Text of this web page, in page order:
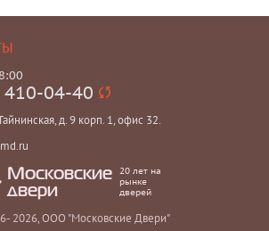
410-04-40
д. 9 корп. 1, офис 32.
Московские
двери
20 лет на
рынке
дверей
2026, ООО "Московские Двери"